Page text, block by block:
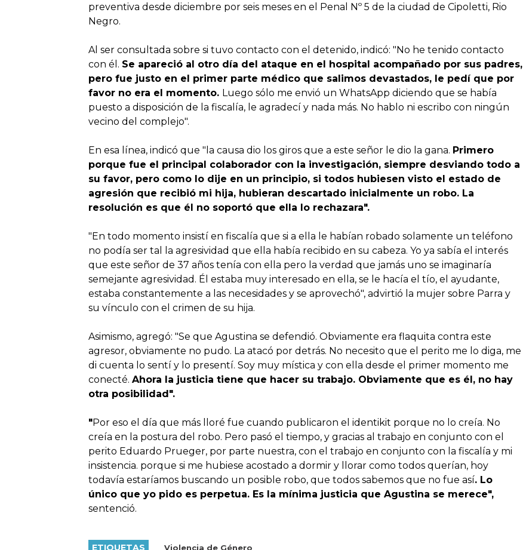
preventiva desde diciembre por seis meses en el Penal Nº 5 de la ciudad de Cipoletti, Rio
Negro.
Al ser consultada sobre si tuvo contacto con el detenido, indicó: "No he tenido contacto
con él. Se apareció al otro día del ataque en el hospital acompañado por sus padres,
pero fue justo en el primer parte médico que salimos devastados, le pedí que por
favor no era el momento. Luego sólo me envió un WhatsApp diciendo que se había
puesto a disposición de la fiscalía, le agradecí y nada más. No hablo ni escribo con ningún
vecino del complejo".
En esa línea, indicó que "la causa dio los giros que a este señor le dio la gana. Primero
porque fue el principal colaborador con la investigación, siempre desviando todo a
su favor, pero como lo dije en un principio, si todos hubiesen visto el estado de
agresión que recibió mi hija, hubieran descartado inicialmente un robo. La
resolución es que él no soportó que ella lo rechazara".
"En todo momento insistí en fiscalía que si a ella le habían robado solamente un teléfono
no podía ser tal la agresividad que ella había recibido en su cabeza. Yo ya sabía el interés
que este señor de 37 años tenía con ella pero la verdad que jamás uno se imaginaría
semejante agresividad. Él estaba muy interesado en ella, se le hacía el tío, el ayudante,
estaba constantemente a las necesidades y se aprovechó", advirtió la mujer sobre Parra y
su vínculo con el crimen de su hija.
Asimismo, agregó: "Se que Agustina se defendió. Obviamente era flaquita contra este
agresor, obviamente no pudo. La atacó por detrás. No necesito que el perito me lo diga, me
di cuenta lo sentí y lo presentí. Soy muy mística y con ella desde el primer momento me
conecté. Ahora la justicia tiene que hacer su trabajo. Obviamente que es él, no hay
otra posibilidad".
"Por eso el día que más lloré fue cuando publicaron el identikit porque no lo creía. No
creía en la postura del robo. Pero pasó el tiempo, y gracias al trabajo en conjunto con el
perito Eduardo Prueger, por parte nuestra, con el trabajo en conjunto con la fiscalía y mi
insistencia. porque si me hubiese acostado a dormir y llorar como todos querían, hoy
todavía estaríamos buscando un posible robo, que todos sabemos que no fue así. Lo
único que yo pido es perpetua. Es la mínima justicia que Agustina se merece",
sentenció.
ETIQUETAS Violencia de Género